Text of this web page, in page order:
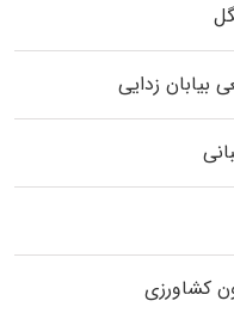
بیابان زدایی
کشاورزی